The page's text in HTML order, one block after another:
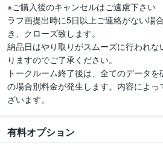
※ご購入後のキャンセルはご遠慮下さい
ラフ画提出時に5日以上ご連絡がない場
き、クローズ致します。
納品日はやり取りがスムーズに行われ
りますのでご了承ください。
トークルーム終了後は、全てのデータ
の場合別料金が発生します。内容によ
ざいます。
有料オプション